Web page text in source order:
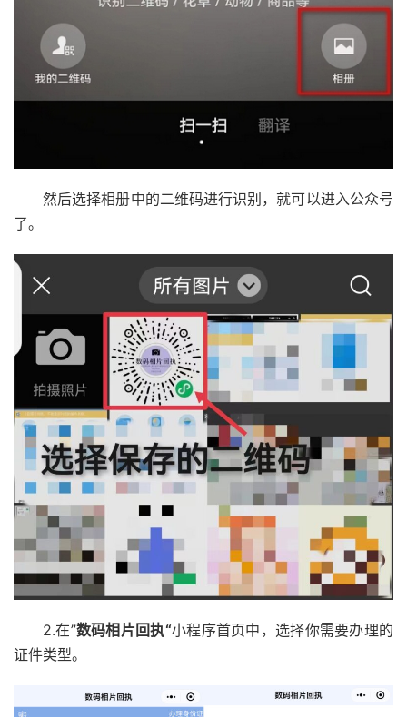
然后选择相册中的二维码进行识别，就可以进入公众号
了。
2.在”数码相片回执“小程序首页中，选择你需要办理的
证件类型。